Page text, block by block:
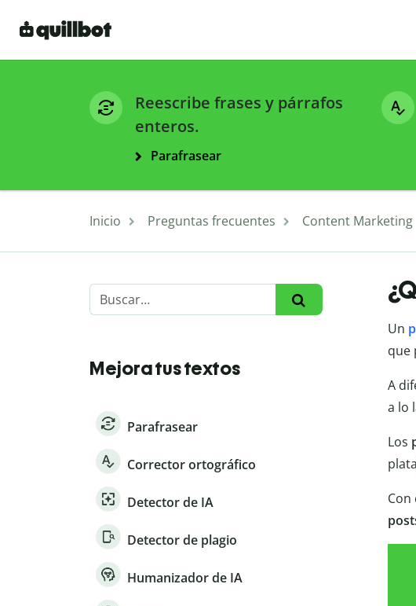
Reescribe frases y párrafos
enteros.
Parafrasear
Inicio Preguntas frecuentes Content Marketing
Mejora tus textos
Parafrasear
Corrector ortográfico
Detector de IA
Detector de plagio
Humanizador de IA
Un
que
A
a lo
Los
Con